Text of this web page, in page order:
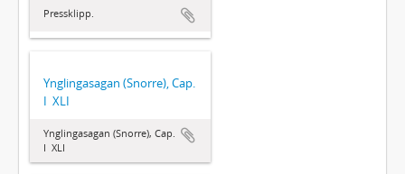
Pressklipp.
Ynglingasagan (Snorre), Cap.
I  XLI
Ynglingasagan (Snorre), Cap.
I  XLI